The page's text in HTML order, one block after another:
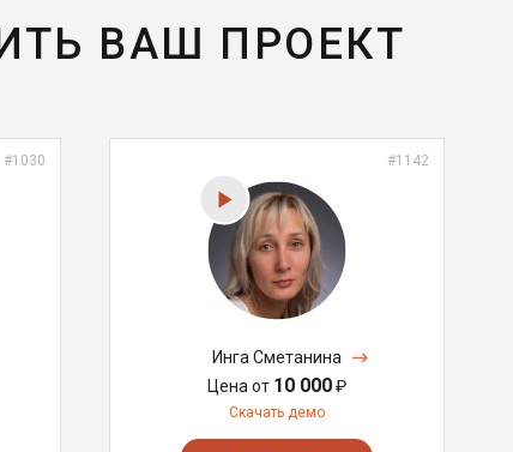
ВАШ ПРОЕКТ
#1030 #1142
Инга Сметанина
Цена от 10 000₽
Скачать демо